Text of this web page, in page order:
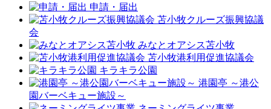
申請・届出
苫小牧クルーズ振興協議
会
みなとオアシス苫小牧
苫小牧港利用促進協議会
キラキラ公園
港園亭 ～港公
園バーベキュー施設～